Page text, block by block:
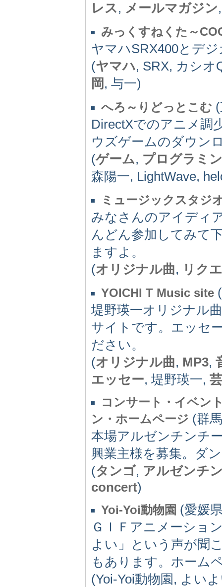
レス, メールマガジン
みっくすねくた～
ヤマハSRX400とデ
(ヤマハ, SRX, カシオ
岡 , 与一)
へろ～りどっとこむ
DirectXでのアニメ調
ウズゲームのダウン
(ゲーム, プログラミ
森陽一, LightWave,
ミュージックスタジ
みなさんのアイディ
んどん参加してみて
ますよ。
(オリジナル曲, リク
YOICHI T Music site
堤野瑛一オリジナル
サイトです。エッセ
ださい。
(オリジナル曲, MP3,
エッセー, 堤野瑛一,
コンサート・イベン
ン・ホームページ (群
本場アルゼンチンチ
興業主様を募集。ダ
(タンゴ, アルゼンチ
concert)
Yoi-Yoi動物園 (愛媛
ＧＩＦアニメーショ
よい」という声が聞
もあります。ホーム
(Yoi-Yoi動物園, よい